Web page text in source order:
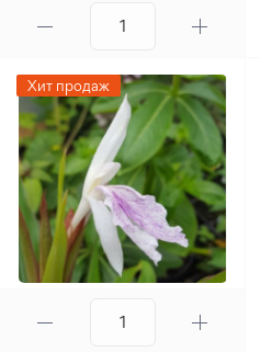
Хит продаж